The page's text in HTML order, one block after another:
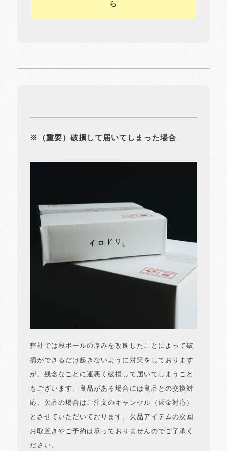
ら
※（重要）破損して届いてしまった場合
弊社では段ボールの厚みを改良したことによって破
損ができるだけ起きないように対策をしております
が、残念なことに運悪く破損して届いてしまうこと
もございます。良品がある場合には良品との交換対
応、欠品の場合はご注文のキャンセル（返金対応）
とさせていただいております。欠品アイテムの次回
お取置きやご予約は承っておりませんのでご了承く
ださい。